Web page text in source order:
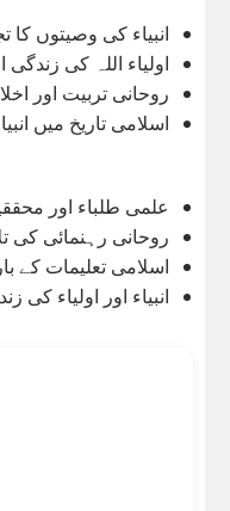
انبیاء کی وصیتوں کا
اولیاء اللہ کی
روحانی تربیت اور
اسلامی تاریخ میں
علمی طلباء اور
روحانی رہنمائی کی
اسلامی تعلیمات کے
انبیاء اور اولیاء